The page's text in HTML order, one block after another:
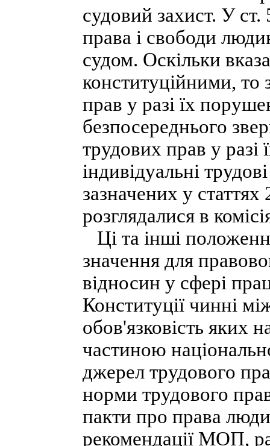
судовий захист. У ст.
права і свободи
судом. Оскільки
конституційними, то
прав у разі їх
безпосереднього
трудових прав у
індивідуальні
зазначених у
розглядалися в
Ці та інші
значення для
відносин у сфері
Конституції чинні
обов'язковість яких
частиною
джерел трудового
норми трудового
пакти про права
рекомендації МОП,